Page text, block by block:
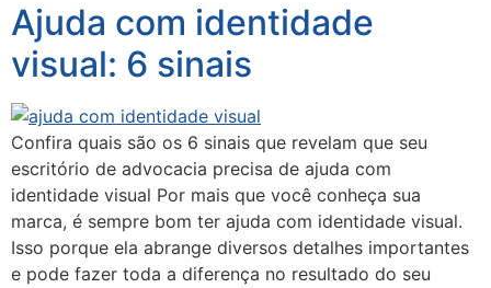
Ajuda com identidade
visual: 6 sinais
Confira quais são os 6 sinais que revelam que seu
escritório de advocacia precisa de ajuda com
identidade visual Por mais que você conheça sua
marca, é sempre bom ter ajuda com identidade visual.
Isso porque ela abrange diversos detalhes importantes
e pode fazer toda a diferença no resultado do seu